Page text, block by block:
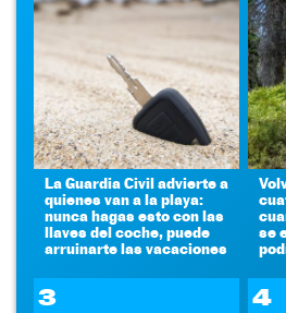
La Guardia Civil advierte a
quienes van a la playa:
nunca hagas esto con las
llaves del coche, puede
arruinarte las vacaciones
se
3 4